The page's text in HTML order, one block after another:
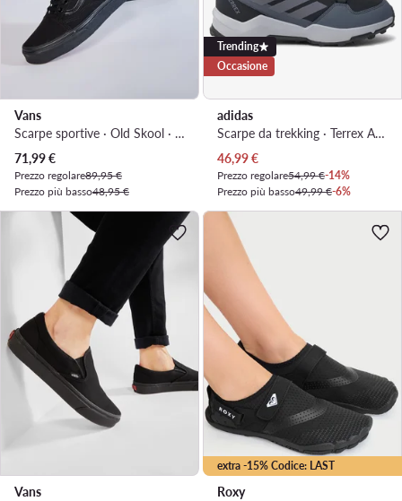
Vans
Scarpe sportive · Old Skool · Nero
Prezzo attuale
71,99€
Prezzo regolare89,95 €
Prezzo più basso48,95 €
Trending
Occasione
adidas
Scarpe da trekking · Terrex Ax4r IF6525 · Nero
Prezzo attuale
46,99€
Prezzo regolare54,99 €-14%
Prezzo più basso49,99 €-6%
Vans
extra -15% Codice: LAST
Roxy